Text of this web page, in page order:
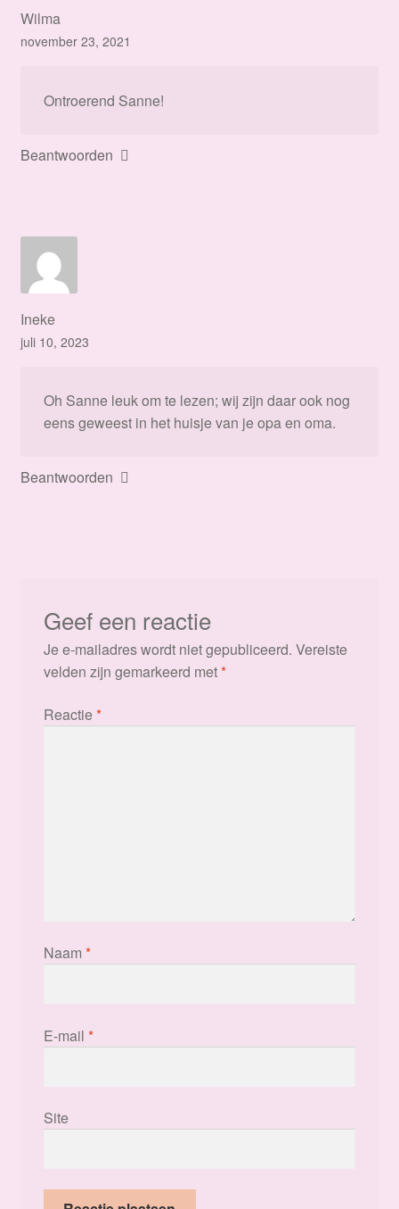
Wilma
november 23, 2021
Ontroerend Sanne!
Beantwoorden
Ineke
juli 10, 2023
Oh Sanne leuk om te lezen; wij zijn daar ook nog
eens geweest in het huisje van je opa en oma.
Beantwoorden
Geef een reactie
Je e-mailadres wordt niet gepubliceerd. Vereiste
velden zijn gemarkeerd met*
Reactie*
Naam *
E-mail *
Site